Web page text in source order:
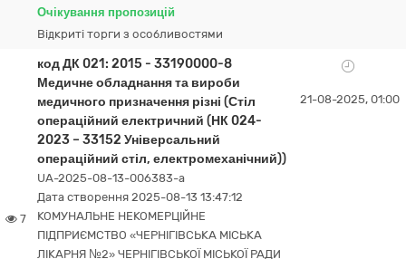
Очікування пропозицій
Відкриті торги з особливостями
7
код ДК 021: 2015 - 33190000-8
Медичне обладнання та вироби
медичного призначення різні (Стіл
операційний електричний (НК 024-
2023 – 33152 Універсальний
операційний стіл, електромеханічний))
UA-2025-08-13-006383-a
Дата створення 2025-08-13 13:47:12
КОМУНАЛЬНЕ НЕКОМЕРЦІЙНЕ
ПІДПРИЄМСТВО «ЧЕРНІГІВСЬКА МІСЬКА
ЛІКАРНЯ №2» ЧЕРНІГІВСЬКОЇ МІСЬКОЇ РАДИ
21-08-2025, 01:00